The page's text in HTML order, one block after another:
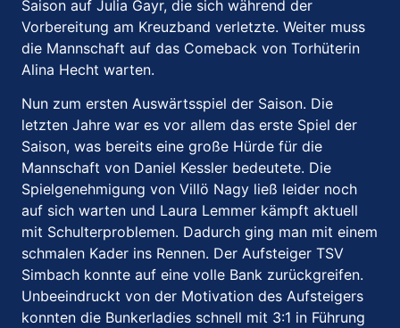
Saison auf Julia Gayr, die sich während der
Vorbereitung am Kreuzband verletzte. Weiter muss
die Mannschaft auf das Comeback von Torhüterin
Alina Hecht warten.
Nun zum ersten Auswärtsspiel der Saison. Die
letzten Jahre war es vor allem das erste Spiel der
Saison, was bereits eine große Hürde für die
Mannschaft von Daniel Kessler bedeutete. Die
Spielgenehmigung von Villö Nagy ließ leider noch
auf sich warten und Laura Lemmer kämpft aktuell
mit Schulterproblemen. Dadurch ging man mit einem
schmalen Kader ins Rennen. Der Aufsteiger TSV
Simbach konnte auf eine volle Bank zurückgreifen.
Unbeeindruckt von der Motivation des Aufsteigers
konnten die Bunkerladies schnell mit 3:1 in Führung